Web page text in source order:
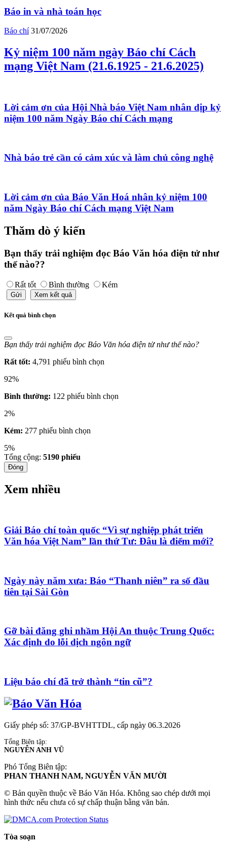
Báo in và nhà toán học
Báo chí 31/07/2026
Kỷ niệm 100 năm ngày Báo chí Cách
mạng Việt Nam (21.6.1925 - 21.6.2025)
Lời cảm ơn của Hội Nhà báo Việt Nam nhân dịp kỷ
niệm 100 năm Ngày Báo chí Cách mạng
Nhà báo trẻ cần có cảm xúc và làm chủ công nghệ
Lời cảm ơn của Báo Văn Hoá nhân kỷ niệm 100
năm Ngày Báo chí Cách mạng Việt Nam
Thăm dò ý kiến
Bạn thấy trải nghiệm đọc Báo Văn hóa điện tử như
thế nào??
Rất tốt Bình thường Kém
Gửi Xem kết quả
Kết quả bình chọn
Bạn thấy trải nghiệm đọc Báo Văn hóa điện tử như thế nào?
Rất tốt: 4,791 phiếu bình chọn
92%
Bình thường: 122 phiếu bình chọn
2%
Kém: 277 phiếu bình chọn
5%
Tổng cộng: 5190 phiếu
Đóng
Xem nhiều
Giải Báo chí toàn quốc “Vì sự nghiệp phát triển
Văn hóa Việt Nam” lần thứ Tư: Đâu là điểm mới?
Ngày này năm xưa: Báo “Thanh niên” ra số đầu
tiên tại Sài Gòn
Gỡ bài đăng ghi nhầm Hội An thuộc Trung Quốc:
Xác định do lỗi dịch ngôn ngữ
Liệu báo chí đã trở thành “tin cũ”?
Giấy phép số: 37/GP-BVHTTDL, cấp ngày 06.3.2026
Tổng Biên tập:
NGUYỄN ANH VŨ
Phó Tổng Biên tập:
PHAN THANH NAM, NGUYỄN VĂN MƯỜI
© Bản quyền thuộc về Báo Văn Hóa. Không sao chép dưới mọi
hình thức nếu chưa có sự chấp thuận bằng văn bản.
Tòa soạn